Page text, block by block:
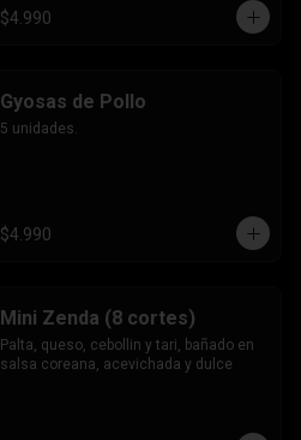
$4.990
Gyosas de Pollo
5 unidades.
$4.990
Mini Zenda (8 cortes)
Palta, queso, cebollin y tari, bañado en
salsa coreana, acevichada y dulce